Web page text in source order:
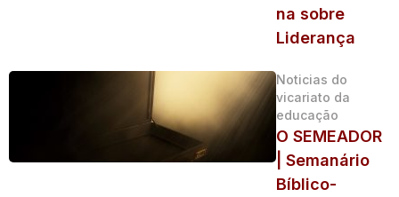
na sobre
Liderança
Noticias do
vicariato da
educação
O SEMEADOR
| Semanário
Bíblico-